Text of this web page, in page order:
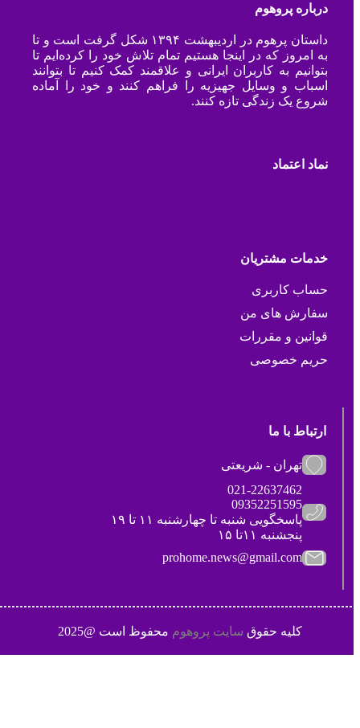
درباره پروهوم
داستان پرهوم در اردیبهشت ۱۳۹۴ شکل گرفت است و تا
به امروز که در اینجا هستیم تمام تلاش خود را کرده‌ایم تا
بتوانیم به کاربران ایرانی و علاقمند کمک کنیم تا بتوانند
اسباب و وسایل جهیزیه را فراهم کنند و خود را آماده
شروع یک زندگی تازه کنند.
نماد اعتماد
خدمات مشتریان
حساب کاربری
سفارش های من
قوانین و مقررات
حریم خصوصی
ارتباط با ما
تهران - شریعتی
021-22637462
09352251595
پاسخگویی شنبه تا چهارشنبه ۱۱ تا ۱۹
پنجشنبه ۱۱تا ۱۵
prohome.news@gmail.com
کلیه حقوقسایت پروهوممحفوظ است @2025